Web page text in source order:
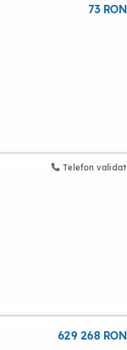
73 RON
Telefon validat
629 268 RON